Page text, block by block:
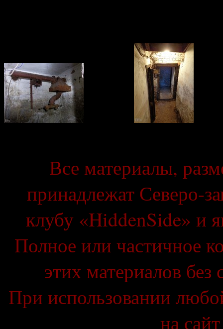
Все материалы,
принадлежат Северо-
клубу «HiddenSide» и
Полное или частичное
этих материалов без
При использовании
на